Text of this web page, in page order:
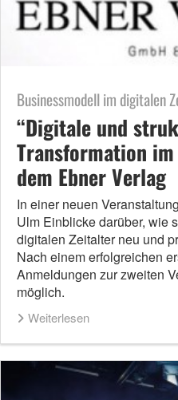
Businessmodell im digitalen
“Digitale und
Transformation
dem Ebner Verlag
In einer neuen
Ulm Einblicke darüber, wie
digitalen Zeitalter neu und
Nach einem erfolgreichen
Anmeldungen zur zweiten
möglich.
Weiterlesen